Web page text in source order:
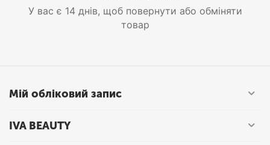
У вас є 14 днів, щоб повернути або обміняти
товар
Мій обліковий запис
IVA BEAUTY